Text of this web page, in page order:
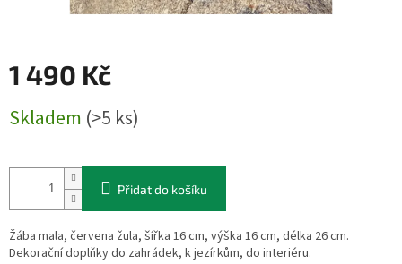
1 490 Kč
cena:
Skladem (>5 ks)
Přidat do košíku
Žába mala, červena žula, šířka 16 cm, výška 16 cm, délka 26 cm.
Dekorační doplňky do zahrádek, k jezírkům, do interiéru.